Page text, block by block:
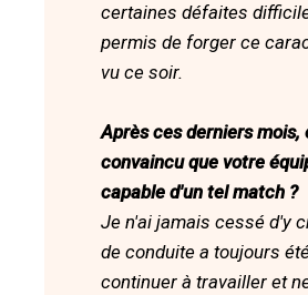
certaines défaites
permis de forger ce
vu ce soir.
Après ces derniers mois,
convaincu que votre
capable d'un tel match ?
Je n'ai jamais cessé d'y
de conduite a toujours
continuer à travailler et